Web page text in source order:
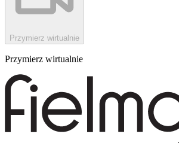
Przymierz wirtualnie
Przymierz wirtualnie